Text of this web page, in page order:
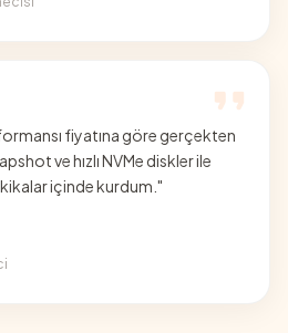
fiyatına göre gerçekten
ve hızlı NVMe diskler ile
içinde kurdum. "